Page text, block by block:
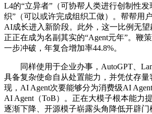
L4的“立异者”（可协帮人类进行创制性发
织”（可以或许完成组织工做）。帮帮用
AI成长进入新阶段。此外，这一比例无望
正正在成为名副其实的“Agent元年”。鞭
一步冲破，年复合增加率44.8%。
同样使用于企业办事，AutoGPT、
具备复杂使命自从处置能力，并凭仗存
现，AI Agent次要能够分为消费级AI
AI Agent（ToB）。正在大模子根本能力
逐渐下降、开源模子崭露头角降低开辟